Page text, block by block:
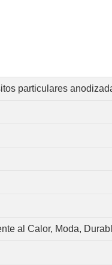
particulares
al Calor, Moda,